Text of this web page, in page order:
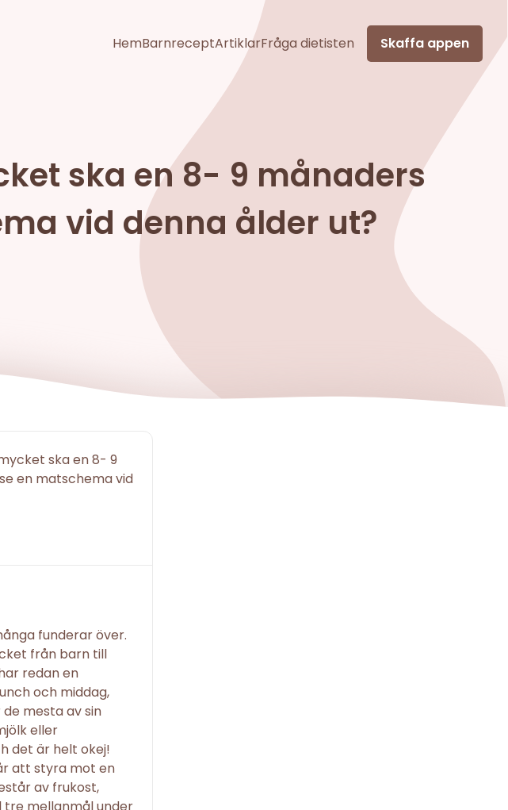
HemBarnreceptArtiklarFråga dietisten Skaffa appen
ska en 8- 9 månaders
vid denna ålder ut?
ska en 8- 9
en matschema vid
funderar över.
från barn till
redan en
och middag,
mesta av sin
eller
det är helt okej!
att styra mot en
av frukost,